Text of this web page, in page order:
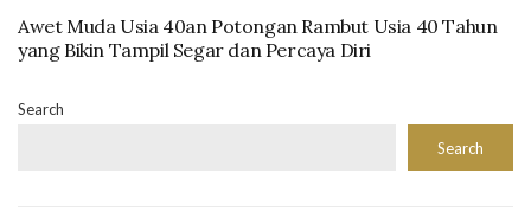
Awet Muda Usia 40an Potongan Rambut Usia 40 Tahun
yang Bikin Tampil Segar dan Percaya Diri
Search
Search